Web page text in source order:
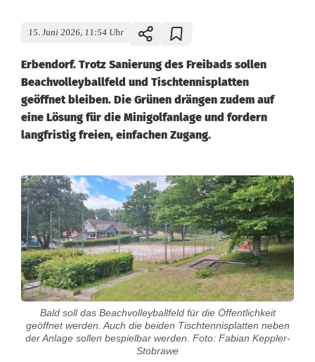
15. Juni 2026, 11:54 Uhr
Erbendorf. Trotz Sanierung des Freibads sollen
Beachvolleyballfeld und Tischtennisplatten
geöffnet bleiben. Die Grünen drängen zudem auf
eine Lösung für die Minigolfanlage und fordern
langfristig freien, einfachen Zugang.
Bald soll das Beachvolleyballfeld für die Öffentlichkeit
geöffnet werden. Auch die beiden Tischtennisplatten neben
der Anlage sollen bespielbar werden. Foto: Fabian Keppler-
Stobrawe